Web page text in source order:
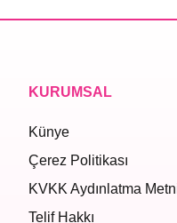
KURUMSAL
Künye
Çerez Politikası
KVKK Aydınlatma
Telif Hakkı